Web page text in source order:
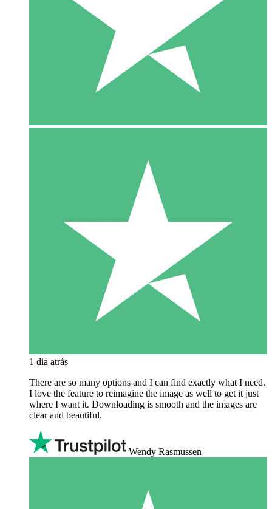
1 dia atrás
There are so many options and I can find exactly what I need.
I love the feature to reimagine the image as well to get it just
where I want it. Downloading is smooth and the images are
clear and beautiful.
Wendy Rasmussen